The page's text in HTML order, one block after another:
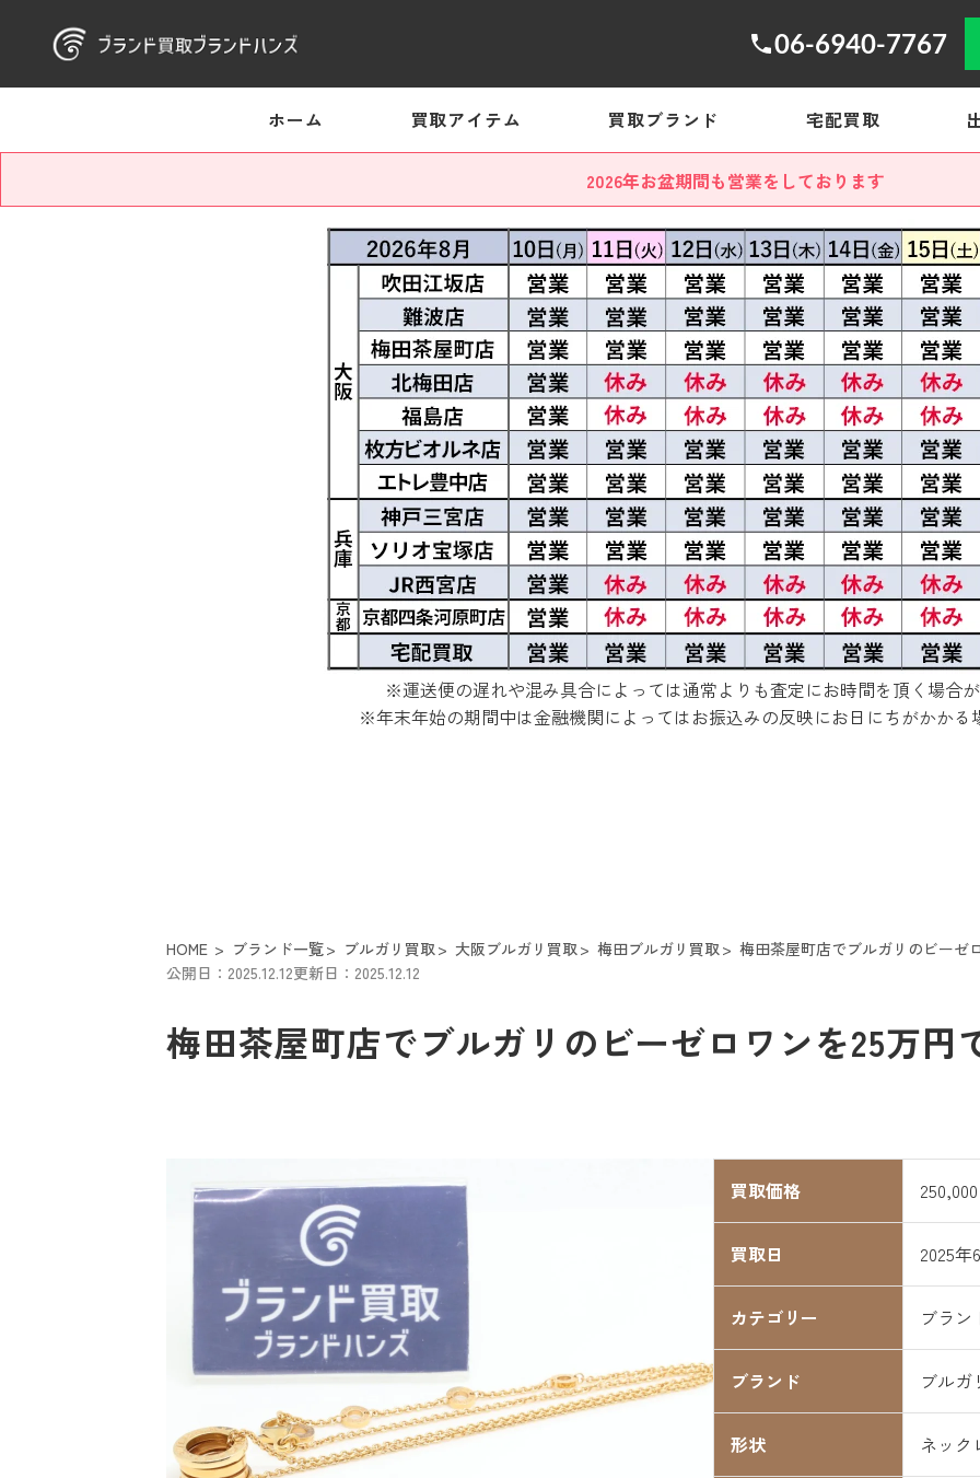
06-6940-7767
ホーム 買取アイテム 買取ブランド 宅配買取
2026年お盆期間も営業をしております
※運送便の遅れや混み具合によっては通常よりも査定にお時間を頂く場合
※年末年始の期間中は金融機関によってはお振込みの反映にお日にちがかかる
HOME ブランド一覧 ブルガリ買取 大阪ブルガリ買取 梅田ブルガリ買取
梅田茶屋町店でブルガリのビーゼ
公開日：2025.12.12更新日：2025.12.12
梅田茶屋町店でブルガリのビーゼロワンを25万円
買取価格
買取日 2025年
カテゴリー ブラン
ブランド ブルガ
形状 ネック